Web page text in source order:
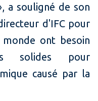
a souligné de son
d'IFC pour
ont besoin
solides pour
causé par la